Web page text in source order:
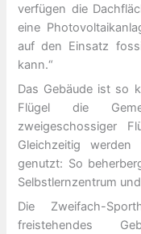
verfügen die
eine
auf den Einsatz
kann.“
Das Gebäude ist so
Flügel die
zweigeschossiger
Gleichzeitig werden
genutzt: So
Selbstlernzentrum
Die Zweifach-
freistehendes